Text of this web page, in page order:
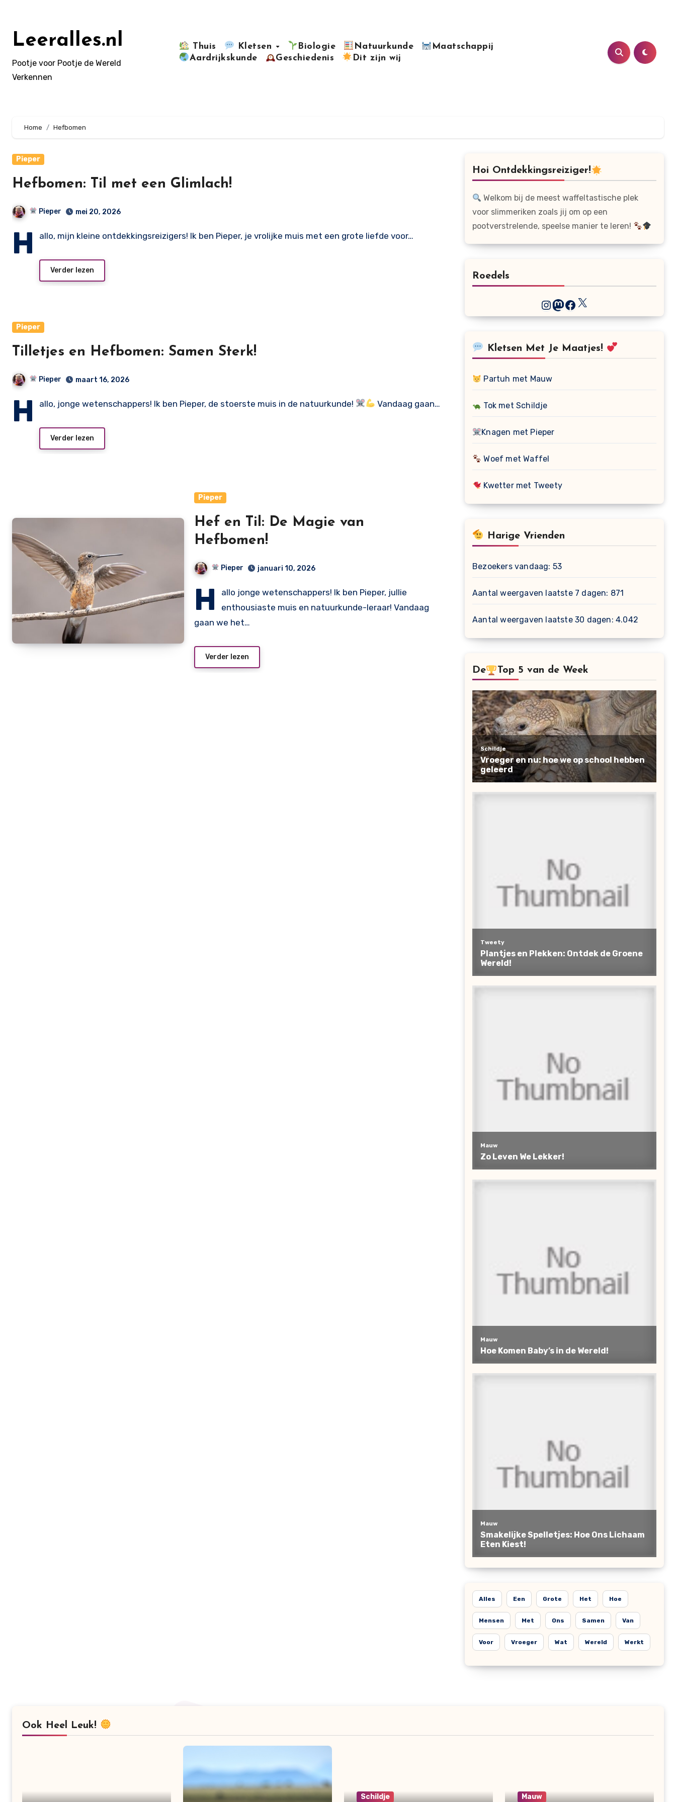
inhoudLeeralles.nl
Pootje voor Pootje de Wereld
Verkennen
Thuis Kletsen Biologie Natuurkunde
Maatschappij
Aardrijkskunde
Geschiedenis Dit zijn wij
Home Hefbomen
Pieper
Hefbomen: Til met een Glimlach!
Pieper mei 20, 2026
H allo, mijn kleine ontdekkingsreizigers! Ik ben Pieper, je vrolijke muis met een grote liefde voor…
Verder lezen
Pieper
Tilletjes en Hefbomen: Samen Sterk!
Pieper maart 16, 2026
H allo, jonge wetenschappers! Ik ben Pieper, de stoerste muis in de natuurkunde! Vandaag gaan…
Verder lezen
Pieper
Hef en Til: De Magie van
Hefbomen!
Pieper januari 10, 2026
H
allo jonge wetenschappers! Ik ben Pieper, jullie
enthousiaste muis en natuurkunde-leraar! Vandaag
gaan we het…
Verder lezen
Hoi Ontdekkingsreiziger!
Welkom bij de meest waffeltastische plek
voor slimmeriken zoals jij om op een
pootverstrelende, speelse manier te leren!
Roedels
Instagram
Mastodon
Facebook
X
Kletsen Met Je Maatjes!
Partuh met Mauw
Tok met Schildje
Knagen met Pieper
Woef met Waffel
Kwetter met Tweety
Harige Vrienden
Bezoekers vandaag: 53
Aantal weergaven laatste 7 dagen: 871
Aantal weergaven laatste 30 dagen: 4.042
De Top 5 van de Week
Alles Een Grote Het Hoe
Mensen Met Ons Samen Van
Voor Vroeger Wat Wereld Werkt
Ook Heel Leuk!
Schildje Mauw